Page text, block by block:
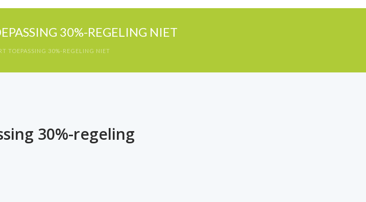
30%-REGELING NIET
TOEPASSING 30%-REGELING NIET
30%-regeling